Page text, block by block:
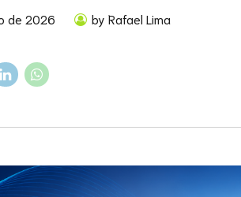
de 2026 by Rafael Lima